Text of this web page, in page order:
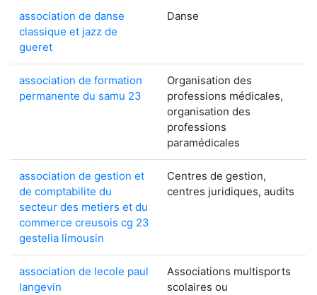
association de danse
classique et jazz de
gueret
Danse
association de formation
permanente du samu 23
Organisation des
professions médicales,
organisation des
professions
paramédicales
association de gestion et
de comptabilite du
secteur des metiers et du
commerce creusois cg 23
gestelia limousin
Centres de gestion,
centres juridiques, audits
association de lecole paul
langevin
Associations multisports
scolaires ou